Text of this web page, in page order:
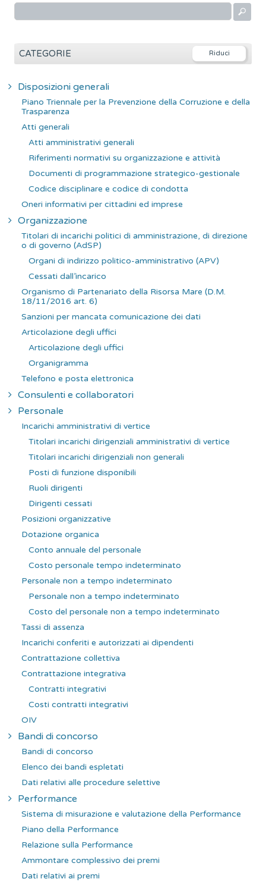
r
CATEGORIE
Disposizioni generali
Piano Triennale per la Prevenzione della Corruzione e della
Trasparenza
Atti generali
Atti amministrativi generali
Riferimenti normativi su organizzazione e attività
Documenti di programmazione strategico-gestionale
Codice disciplinare e codice di condotta
Oneri informativi per cittadini ed imprese
Organizzazione
Titolari di incarichi politici di amministrazione, di direzione
o di governo (AdSP)
Organi di indirizzo politico-amministrativo (APV)
Cessati dall’incarico
Organismo di Partenariato della Risorsa Mare (D.M.
18/11/2016 art. 6)
Sanzioni per mancata comunicazione dei dati
Articolazione degli uffici
Articolazione degli uffici
Organigramma
Telefono e posta elettronica
Consulenti e collaboratori
Personale
Incarichi amministrativi di vertice
Titolari incarichi dirigenziali amministrativi di vertice
Titolari incarichi dirigenziali non generali
Posti di funzione disponibili
Ruoli dirigenti
Dirigenti cessati
Posizioni organizzative
Dotazione organica
Conto annuale del personale
Costo personale tempo indeterminato
Personale non a tempo indeterminato
Personale non a tempo indeterminato
Costo del personale non a tempo indeterminato
Tassi di assenza
Incarichi conferiti e autorizzati ai dipendenti
Contrattazione collettiva
Contrattazione integrativa
Contratti integrativi
Costi contratti integrativi
OIV
Bandi di concorso
Bandi di concorso
Elenco dei bandi espletati
Dati relativi alle procedure selettive
Performance
Sistema di misurazione e valutazione della Performance
Piano della Performance
Relazione sulla Performance
Ammontare complessivo dei premi
Dati relativi ai premi